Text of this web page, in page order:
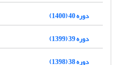
دوره 40 (1400)
دوره 39 (1399)
دوره 38 (1398)